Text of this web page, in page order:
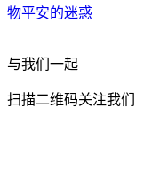
物平安的迷惑
与我们一起
扫描二维码关注我们